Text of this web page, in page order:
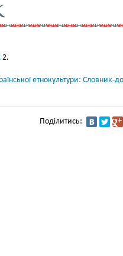
2.
етнокультури: Словник-
Поділитись: